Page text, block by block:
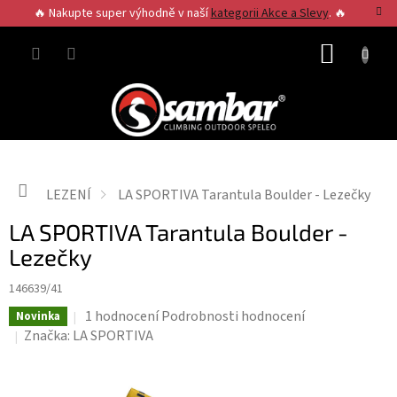
na
obsah
🔥 Nakupte super výhodně v našíkategorii Akce a Slevy. 🔥
Domů
LEZENÍ LA SPORTIVA Tarantula Boulder - Lezečky
LA SPORTIVA Tarantula Boulder -
Lezečky
146639/41
Novinka
Průměrné
hodnocení
1 hodnocení Podrobnosti hodnocení
Značka: LA SPORTIVA